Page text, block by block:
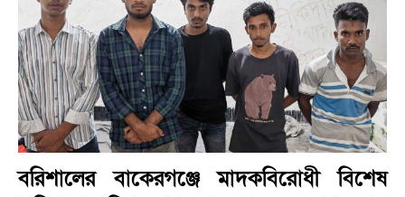
বরিশালের বাকেরগঞ্জে মাদকবিরোধী বিশেষ